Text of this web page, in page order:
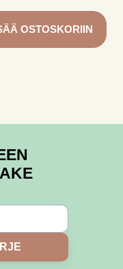
OSTOSKORIIN